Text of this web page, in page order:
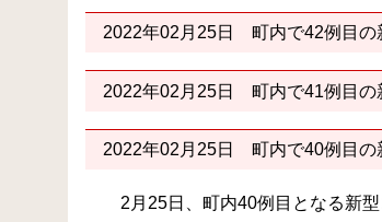
2022年02月25日 町内で42例目の
2022年02月25日 町内で41例目の
2022年02月25日 町内で40例目の
2月25日、町内40例目となる新